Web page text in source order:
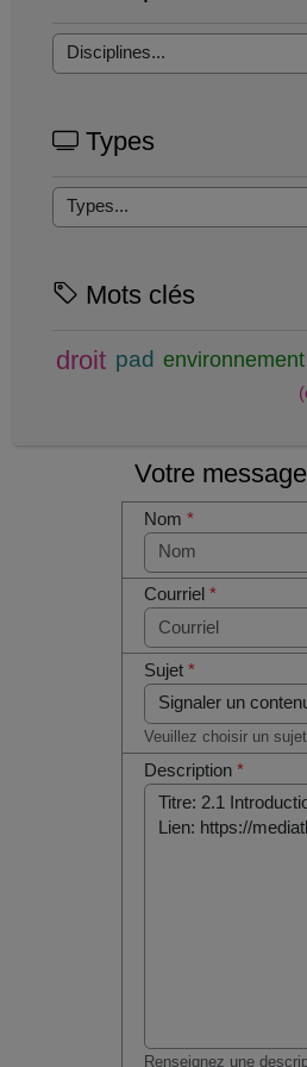
Types
Mots clés
droit pad environnement
Votre message
Nom*
Courriel*
Sujet*
Veuillez choisir un
Description*
Renseignez une